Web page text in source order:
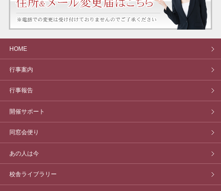
HOME
行事案内
行事報告
開催サポート
同窓会便り
あの人は今
校舎ライブラリー